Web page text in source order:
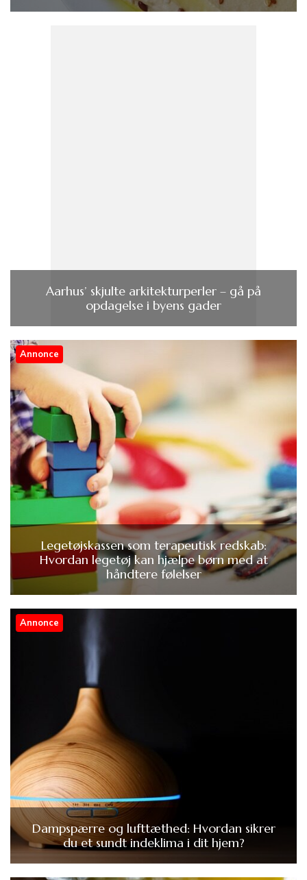
Aarhus’ skjulte arkitekturperler – gå på
opdagelse i byens gader
Annonce
Legetøjskassen som terapeutisk redskab:
Hvordan legetøj kan hjælpe børn med at
håndtere følelser
Annonce
Dampspærre og lufttæthed: Hvordan sikrer
du et sundt indeklima i dit hjem?